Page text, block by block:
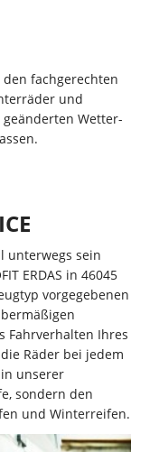
den fachgerechten
und
Wetter-
unterwegs sein
ERDAS in 46045
vorgegebenen
Fahrverhalten Ihres
Räder bei jedem
unserer
sondern den
und Winterreifen.